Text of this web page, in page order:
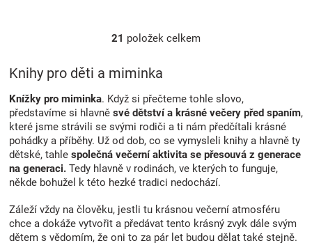
O
l
d
a
c
í
p
r
v
k
y
v
ý
p
21 položek celkem
Knihy pro děti a miminka
Knížky pro miminka. Když si přečteme tohle slovo,
představíme si hlavně své dětství a krásné večery před spaním,
které jsme strávili se svými rodiči a ti nám předčítali krásné
pohádky a příběhy. Už od dob, co se vymysleli knihy a hlavně ty
dětské, tahle společná večerní aktivita se přesouvá z generace
na generaci. Tedy hlavně v rodinách, ve kterých to funguje,
někde bohužel k této hezké tradici nedochází.
Záleží vždy na člověku, jestli tu krásnou večerní atmosféru
chce a dokáže vytvořit a předávat tento krásný zvyk dále svým
dětem s vědomím, že oni to za pár let budou dělat také stejně.